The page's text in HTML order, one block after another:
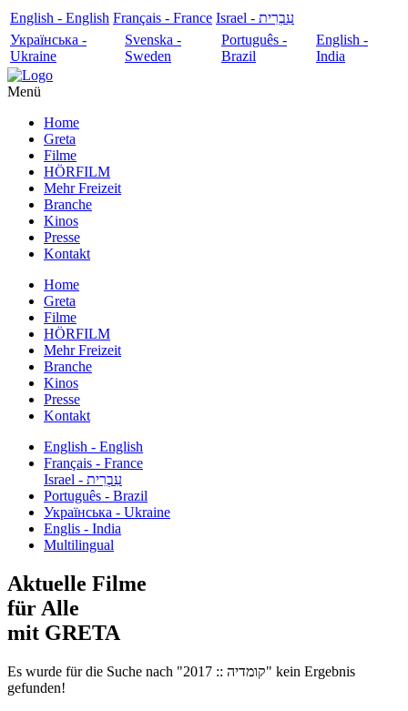
English - English Français - France
עִבְרִית - Israel
Українська -
Ukraine
Svenska -
Sweden
Português -
Brazil
English -
India
Menü
Home
Greta
Filme
HÖRFILM
Mehr Freizeit
Branche
Kinos
Presse
Kontakt
Home
Greta
Filme
HÖRFILM
Mehr Freizeit
Branche
Kinos
Presse
Kontakt
English - English
Français - France
עִבְרִית - Israel
Português - Brazil
Українська - Ukraine
Englis - India
Multilingual
Aktuelle Filme
für Alle
mit GRETA
Es wurde für die Suche nach "2017 :: קומדיה" kein Ergebnis
gefunden!